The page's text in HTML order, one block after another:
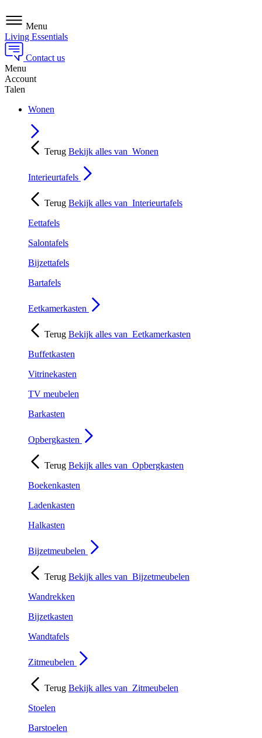
Menu
Living Essentials
Contact us
Menu
Account
Talen
Wonen
Terug Bekijk alles van Wonen
Interieurtafels
Terug Bekijk alles van Interieurtafels
Eettafels
Salontafels
Bijzettafels
Bartafels
Eetkamerkasten
Terug Bekijk alles van Eetkamerkasten
Buffetkasten
Vitrinekasten
TV meubelen
Barkasten
Opbergkasten
Terug Bekijk alles van Opbergkasten
Boekenkasten
Ladenkasten
Halkasten
Bijzetmeubelen
Terug Bekijk alles van Bijzetmeubelen
Wandrekken
Bijzetkasten
Wandtafels
Zitmeubelen
Terug Bekijk alles van Zitmeubelen
Stoelen
Barstoelen